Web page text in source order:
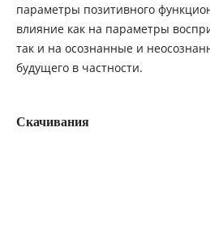
параметры позитивного
влияние как на параметры
так и на осознанные и
будущего в частности.
Скачивания